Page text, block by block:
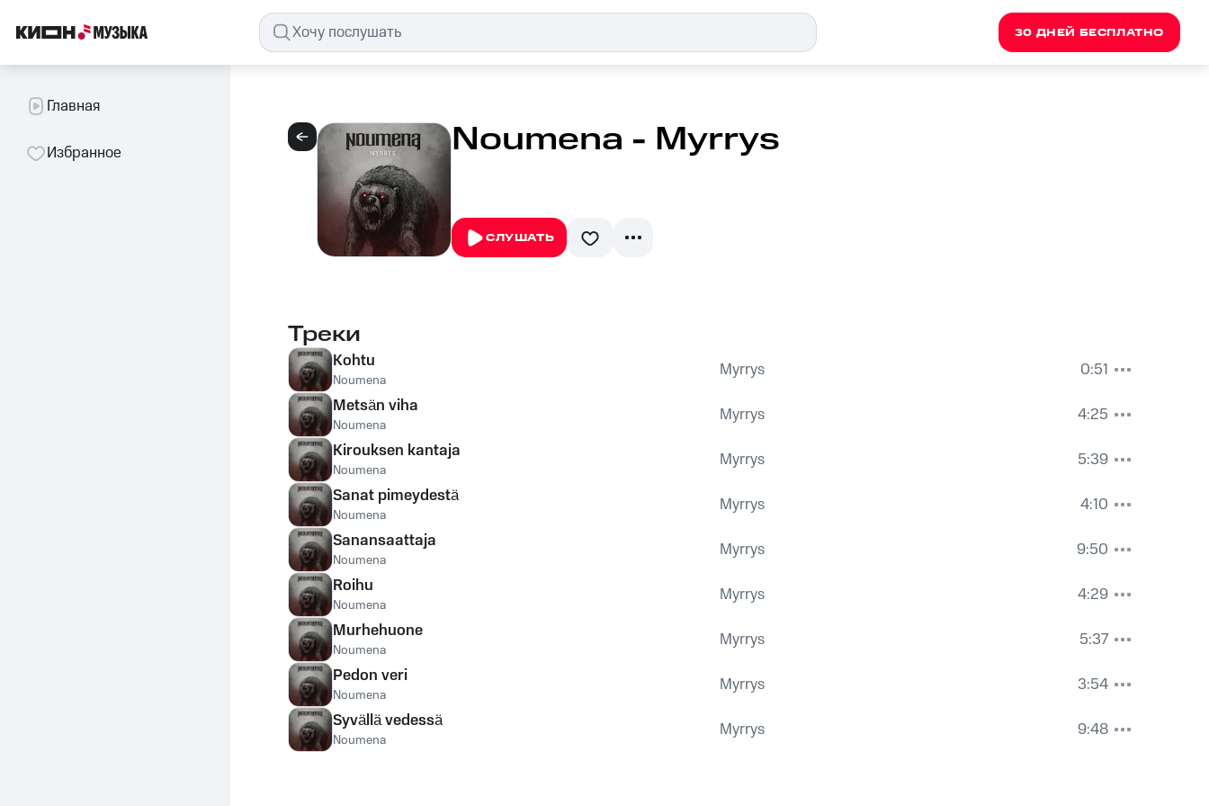
30 ДНЕЙ БЕСПЛАТНО
Главная
Избранное Noumena - Myrrys
СЛУШАТЬ
Треки
Kohtu
Noumena Myrrys
0:51
Metsän viha
Noumena Myrrys
4:25
Kirouksen kantaja
Noumena Myrrys
5:39
Sanat pimeydestä
Noumena Myrrys
4:10
Sanansaattaja
Noumena Myrrys
9:50
Roihu
Noumena Myrrys
4:29
Murhehuone
Noumena Myrrys
5:37
Pedon veri
Noumena Myrrys
3:54
Syvällä vedessä
Noumena Myrrys 9:48